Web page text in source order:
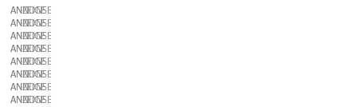
ANZEIGE
ANZEIGE
ANZEIGE
ANZEIGE
ANZEIGE
ANZEIGE
ANZEIGE
ANZEIGE